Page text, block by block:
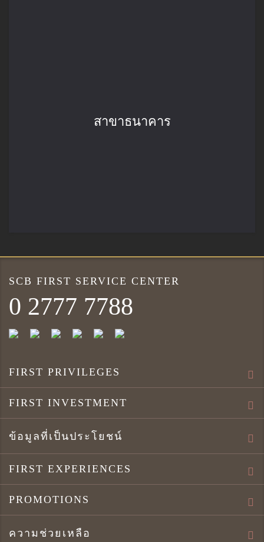
สาขาธนาคาร
SCB FIRST SERVICE CENTER
0 2777 7788
FIRST PRIVILEGES
FIRST INVESTMENT
ข้อมูลที่เป็นประโยชน์
FIRST EXPERIENCES
PROMOTIONS
ความช่วยเหลือ